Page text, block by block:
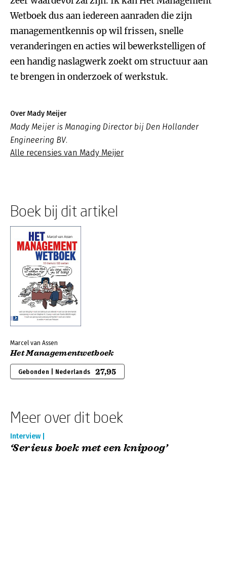
Wetboek dus aan iedereen aanraden die zijn
managementkennis op wil frissen, snelle
veranderingen en acties wil bewerkstelligen of
een handig naslagwerk zoekt om structuur aan
te brengen in onderzoek of werkstuk.
Over Mady Meijer
Mady Meijer is Managing Director bij Den Hollander
Engineering BV.
Alle recensies van Mady Meijer
Boek bij dit artikel
Marcel van Assen
Het Managementwetboek
Gebonden | Nederlands 27,95
Meer over dit boek
Interview |
‘Serieus boek met een knipoog’